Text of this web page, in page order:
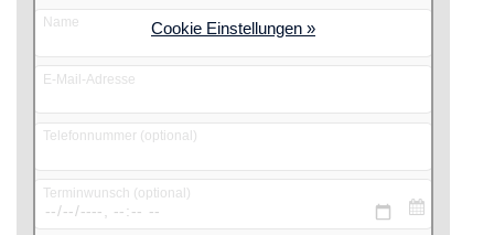
Name
E-Mail-Adresse
Telefonnummer (optional)
Terminwunsch (optional)
Cookie Einstellungen »